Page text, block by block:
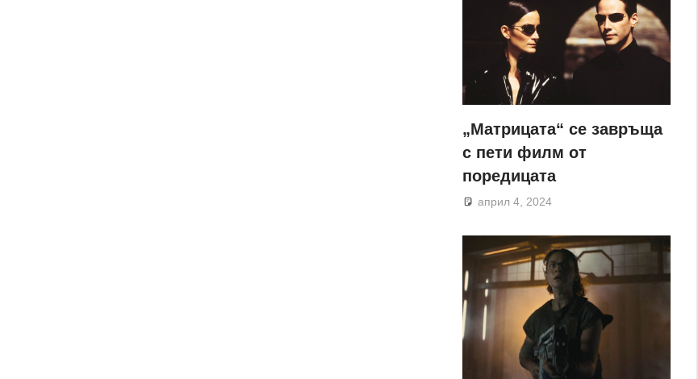
„Матрицата“ се завръща
с пети филм от
поредицата
април 4, 2024